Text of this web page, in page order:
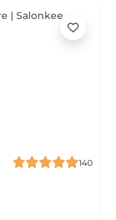
140